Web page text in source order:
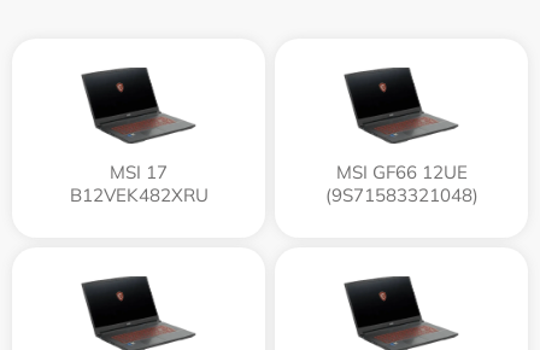
MSI 17
B12VEK482XRU
MSI GF66 12UE
(9S71583321048)